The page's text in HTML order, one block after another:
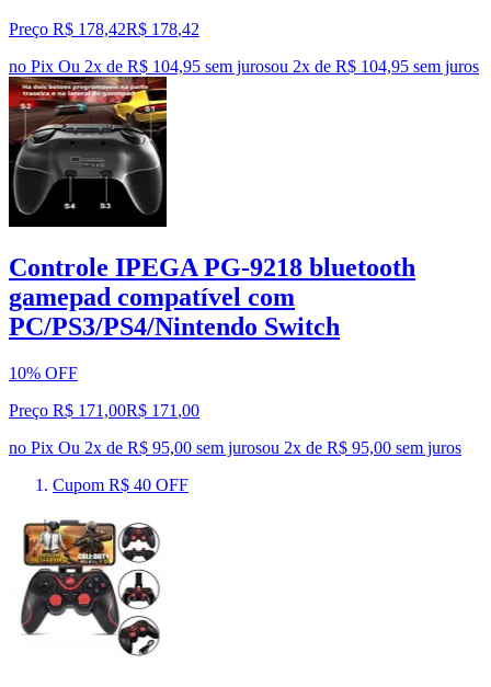
Preço R$ 178,42R$ 178,42
no Pix Ou 2x de R$ 104,95 sem jurosou 2x de R$ 104,95 sem juros
Controle IPEGA PG-9218 bluetooth
gamepad compatível com
PC/PS3/PS4/Nintendo Switch
10% OFF
Preço R$ 171,00R$ 171 ,00
no Pix Ou 2x de R$ 95,00 sem jurosou 2x de R$ 95,00 sem juros
Cupom R$ 40 OFF